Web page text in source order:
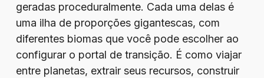
geradas proceduralmente. Cada uma delas é
uma ilha de proporções gigantescas, com
diferentes biomas que você pode escolher ao
configurar o portal de transição. É como viajar
entre planetas, extrair seus recursos, construir